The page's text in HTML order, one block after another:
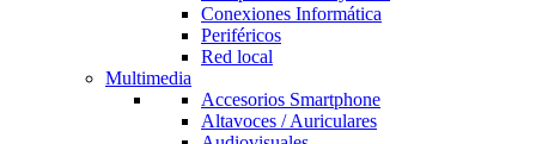
Conexiones Informática
Periféricos
Red local
Multimedia
Accesorios Smartphone
Altavoces / Auriculares